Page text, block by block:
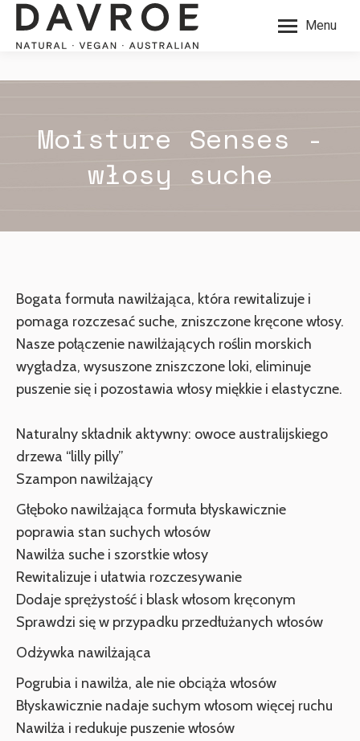
Menu
Moisture Senses -
włosy suche
Bogata formuła nawilżająca, która rewitalizuje i
pomaga rozczesać suche, zniszczone kręcone włosy.
Nasze połączenie nawilżających roślin morskich
wygładza, wysuszone zniszczone loki, eliminuje
puszenie się i pozostawia włosy miękkie i elastyczne.
Naturalny składnik aktywny: owoce australijskiego
drzewa “lilly pilly”
Szampon nawilżający
Głęboko nawilżająca formuła błyskawicznie
poprawia stan suchych włosów
Nawilża suche i szorstkie włosy
Rewitalizuje i ułatwia rozczesywanie
Dodaje sprężystość i blask włosom kręconym
Sprawdzi się w przypadku przedłużanych włosów
Odżywka nawilżająca
Pogrubia i nawilża, ale nie obciąża włosów
Błyskawicznie nadaje suchym włosom więcej ruchu
Nawilża i redukuje puszenie włosów